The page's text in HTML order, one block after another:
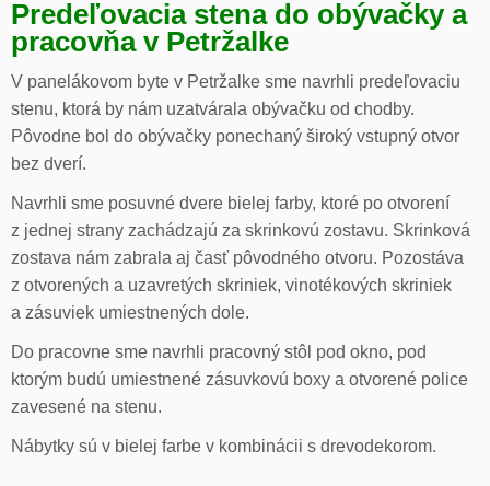
Predeľovacia stena do obývačky a
pracovňa v Petržalke
V panelákovom byte v Petržalke sme navrhli predeľovaciu
stenu, ktorá by nám uzatvárala obývačku od chodby.
Pôvodne bol do obývačky ponechaný široký vstupný otvor
bez dverí.
Navrhli sme posuvné dvere bielej farby, ktoré po otvorení
z jednej strany zachádzajú za skrinkovú zostavu. Skrinková
zostava nám zabrala aj časť pôvodného otvoru. Pozostáva
z otvorených a uzavretých skriniek, vinotékových skriniek
a zásuviek umiestnených dole.
Do pracovne sme navrhli pracovný stôl pod okno, pod
ktorým budú umiestnené zásuvkovú boxy a otvorené police
zavesené na stenu.
Nábytky sú v bielej farbe v kombinácii s drevodekorom.